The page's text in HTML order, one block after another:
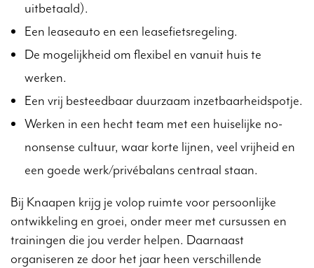
uitbetaald).
Een leaseauto en een leasefietsregeling.
De mogelijkheid om flexibel en vanuit huis te
werken.
Een vrij besteedbaar duurzaam inzetbaarheidspotje.
Werken in een hecht team met een huiselijke no-
nonsense cultuur, waar korte lijnen, veel vrijheid en
een goede werk/privébalans centraal staan.
Bij Knaapen krijg je volop ruimte voor persoonlijke
ontwikkeling en groei, onder meer met cursussen en
trainingen die jou verder helpen. Daarnaast
organiseren ze door het jaar heen verschillende